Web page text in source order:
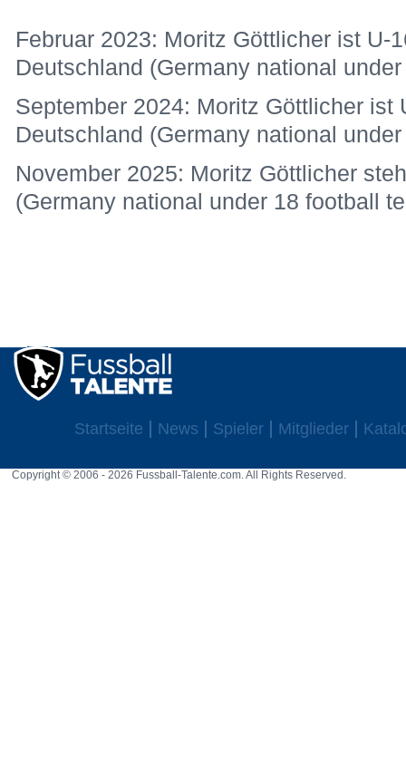
Februar 2023: Moritz Göttlicher ist U-
Deutschland (Germany national
September 2024: Moritz Göttlicher ist
Deutschland (Germany national
November 2025: Moritz Göttlicher
(Germany national under 18 football
Startseite News Spieler Mitglieder
Copyright © 2006 - 2026 Fussball-Talente.com. All Rights Reserved.